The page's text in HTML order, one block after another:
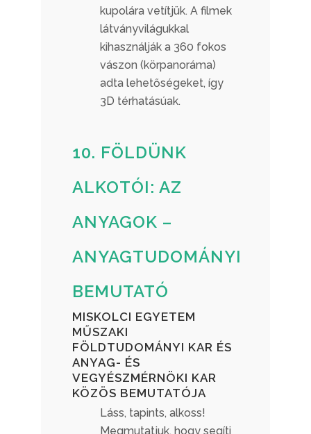
kupolára vetítjük. A filmek
látványvilágukkal
kihasználják a 360 fokos
vászon (körpanoráma)
adta lehetőségeket, így
3D térhatásúak.
10. FÖLDÜNK
ALKOTÓI: AZ
ANYAGOK –
ANYAGTUDOMÁNYI
BEMUTATÓ
MISKOLCI EGYETEM
MŰSZAKI
FÖLDTUDOMÁNYI KAR ÉS
ANYAG- ÉS
VEGYÉSZMÉRNÖKI KAR
KÖZÖS BEMUTATÓJA
Láss, tapints, alkoss!
Megmutatjuk, hogy segíti